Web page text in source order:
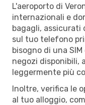
L'aeroporto di
internazionali e
bagagli, assicurati
sul tuo telefono
bisogno di una
negozi disponibili,
leggermente più
Inoltre, verifica le
al tuo alloggio,